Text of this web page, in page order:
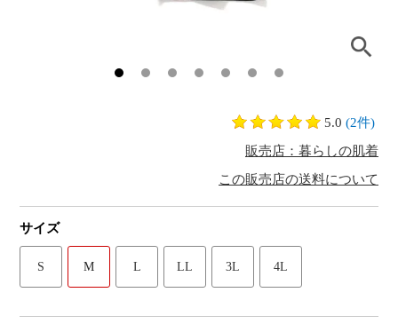
5.0 (2件)
販売店：暮らしの肌着
この販売店の送料について
サイズ
S M L LL 3L 4L